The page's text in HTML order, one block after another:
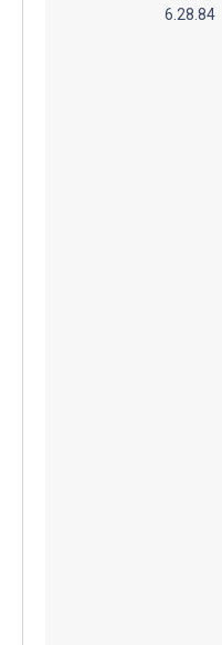
6.28.84